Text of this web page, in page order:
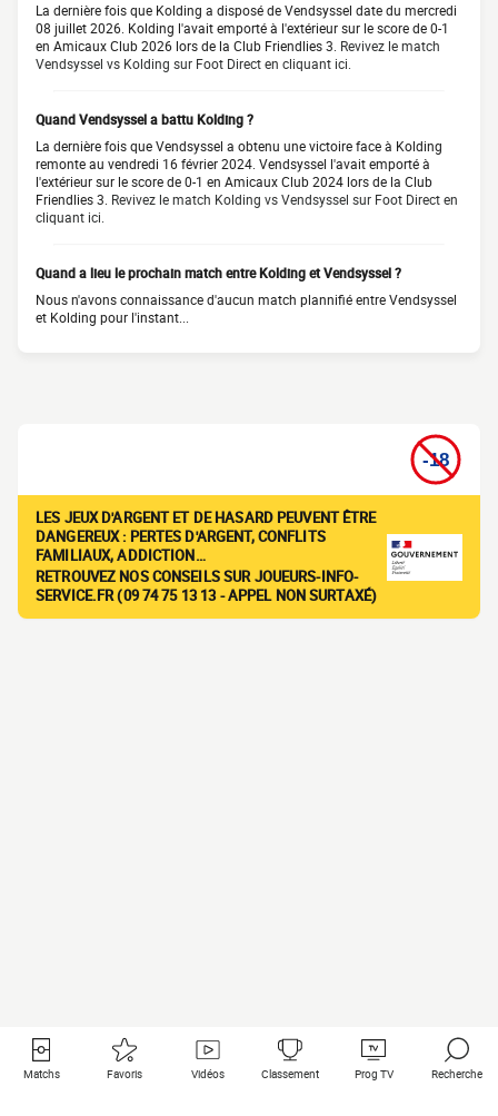
La dernière fois que Kolding a disposé de Vendsyssel date du mercredi
08 juillet 2026. Kolding l'avait emporté à l'extérieur sur le score de 0-1
en Amicaux Club 2026 lors de la Club Friendlies 3. Revivez le match
Vendsyssel vs Kolding sur Foot Direct en cliquant ici.
Quand Vendsyssel a battu Kolding ?
La dernière fois que Vendsyssel a obtenu une victoire face à Kolding
remonte au vendredi 16 février 2024. Vendsyssel l'avait emporté à
l'extérieur sur le score de 0-1 en Amicaux Club 2024 lors de la Club
Friendlies 3. Revivez le match Kolding vs Vendsyssel sur Foot Direct en
cliquant ici.
Quand a lieu le prochain match entre Kolding et Vendsyssel ?
Nous n'avons connaissance d'aucun match plannifié entre Vendsyssel
et Kolding pour l'instant...
LES JEUX D'ARGENT ET DE HASARD PEUVENT ÊTRE
DANGEREUX : PERTES D'ARGENT, CONFLITS
FAMILIAUX, ADDICTION…
RETROUVEZ NOS CONSEILS SUR JOUEURS-INFO-
SERVICE.FR (09 74 75 13 13 - APPEL NON SURTAXÉ)
Matchs Favoris Vidéos Classement Prog TV Recherche